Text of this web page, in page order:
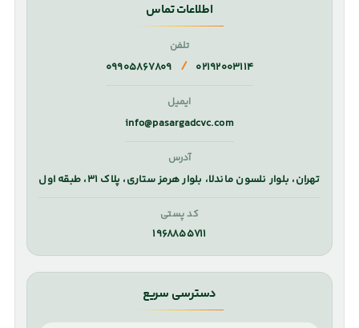
اطلاعات تماس
تلفن
۰۲۱۹۲۰۰۳۱۱۴ / ۰۹۹۰۵۸۶۷۸۰۹
ایمیل
info@pasargadcvc.com
آدرس
تهران، بلوار نلسون ماندلا، بلوار هرمز ستاری، پلاک ۳۱، طبقه اول
کد پستی
۱۹۶۸۸۵۵۷۱۱
دسترسی سریع